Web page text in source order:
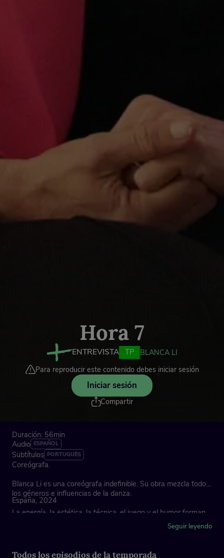
Hora 7
ENTREVISTA TP
BLANCA LI
Para reproducir este contenido debes iniciar sesión
Iniciar sesión
Compartir
Duración: 56min
Audio ESPAÑOL
Subtítulos PORTUGUÉS
Coreógrafa.
Blanca Li es una coreógrafa indefinible. Su obra mezcla todos
los géneros e influencias de la danza.
La energía, la estética, la técnica, el juego y el humor forman
Es miembro de la Academia de Bellas de Francia desde 2019.
España, 2024
Seguir leyendo
Todos los episodios de la temporada